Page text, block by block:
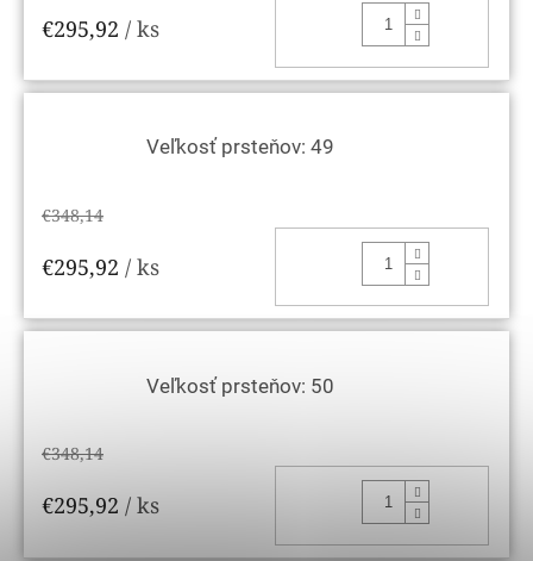
€295,92 / ks
Veľkosť prsteňov: 49
€348,14
€295,92 / ks
Veľkosť prsteňov: 50
€348,14
€295,92 / ks